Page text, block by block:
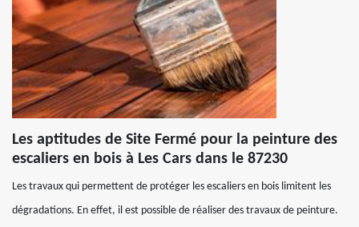
Les aptitudes de Site Fermé pour la peinture des
escaliers en bois à Les Cars dans le 87230
Les travaux qui permettent de protéger les escaliers en bois limitent les
dégradations. En effet, il est possible de réaliser des travaux de peinture.